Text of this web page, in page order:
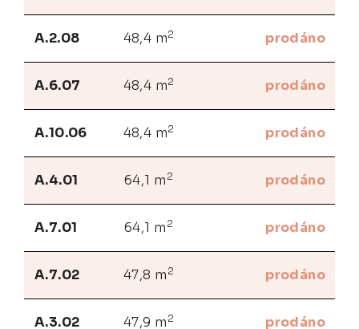
A.2.08 48,4 m2 prodáno
A.6.07 48,4 m2 prodáno
A.10.06 48,4 m2 prodáno
A.4.01 64,1 m 2 prodáno
A.7.01 64,1 m 2 prodáno
A.7.02 47,8 m 2 prodáno
A.3.02 47,9 m 2 prodáno